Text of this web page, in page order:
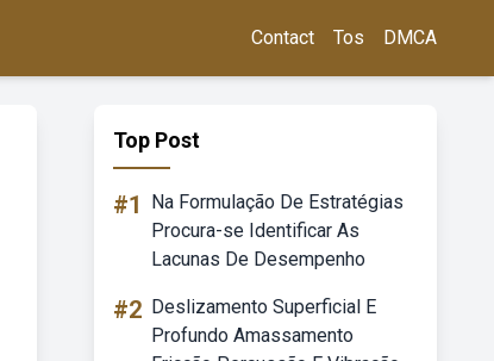
Contact Tos DMCA
Top Post
#1
Na Formulação De Estratégias
Procura-se Identificar As
Lacunas De Desempenho
#2 Deslizamento Superficial E
Profundo Amassamento